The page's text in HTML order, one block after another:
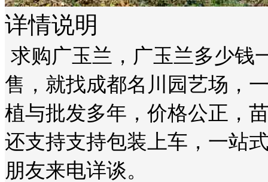
详情说明
求购广玉兰，广玉兰多少钱
售，就找成都名川园艺场，
植与批发多年，价格公正，
还支持支持包装上车，一站
朋友来电详谈。